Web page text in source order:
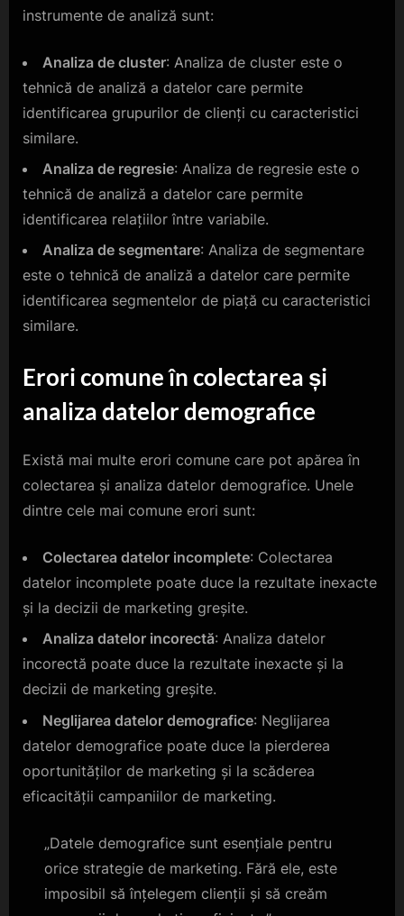
instrumente de analiză sunt:
Analiza de cluster: Analiza de cluster este o
tehnică de analiză a datelor care permite
identificarea grupurilor de clienți cu caracteristici
similare.
Analiza de regresie: Analiza de regresie este o
tehnică de analiză a datelor care permite
identificarea relațiilor între variabile.
Analiza de segmentare: Analiza de segmentare
este o tehnică de analiză a datelor care permite
identificarea segmentelor de piață cu caracteristici
similare.
Erori comune în colectarea și
analiza datelor demografice
Există mai multe erori comune care pot apărea în
colectarea și analiza datelor demografice. Unele
dintre cele mai comune erori sunt:
Colectarea datelor incomplete: Colectarea
datelor incomplete poate duce la rezultate inexacte
și la decizii de marketing greșite.
Analiza datelor incorectă: Analiza datelor
incorectă poate duce la rezultate inexacte și la
decizii de marketing greșite.
Neglijarea datelor demografice: Neglijarea
datelor demografice poate duce la pierderea
oportunităților de marketing și la scăderea
eficacității campaniilor de marketing.
„Datele demografice sunt esențiale pentru
orice strategie de marketing. Fără ele, este
imposibil să înțelegem clienții și să creăm